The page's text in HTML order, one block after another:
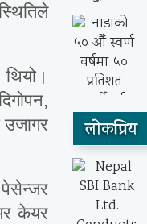
उजागर
पेसेन्जर
केयर
लाेकप्रिय